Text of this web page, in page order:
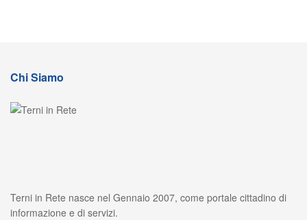
Chi Siamo
Terni in Rete nasce nel Gennaio 2007, come portale cittadino di
informazione e di servizi.